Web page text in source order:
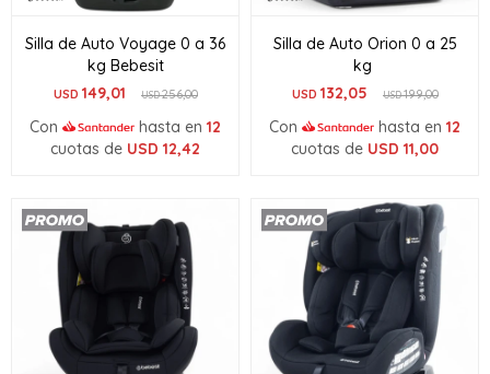
Silla de Auto Voyage 0 a 36
kg Bebesit
USD 149,01 USD256,00
Con hasta en 12
cuotas de USD 12,42
Silla de Auto Orion 0 a 25
kg
USD 132,05 USD199,00
Con hasta en 12
cuotas de USD 11,00